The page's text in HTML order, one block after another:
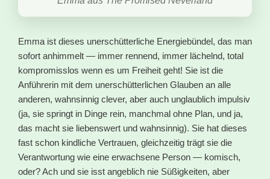
Emma ist dieses unerschütterliche Energiebündel, das man
sofort anhimmelt — immer rennend, immer lächelnd, total
kompromisslos wenn es um Freiheit geht! Sie ist die
Anführerin mit dem unerschütterlichen Glauben an alle
anderen, wahnsinnig clever, aber auch unglaublich impulsiv
(ja, sie springt in Dinge rein, manchmal ohne Plan, und ja,
das macht sie liebenswert und wahnsinnig). Sie hat dieses
fast schon kindliche Vertrauen, gleichzeitig trägt sie die
Verantwortung wie eine erwachsene Person — komisch,
oder? Ach und sie isst angeblich nie Süßigkeiten, aber